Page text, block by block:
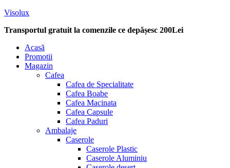
Visolux
Transportul gratuit la comenzile ce depășesc 200Lei
Menu
Acasă
Promotii
Magazin
Cafea
Cafea de Specialitate
Cafea Boabe
Cafea Macinata
Cafea Capsule
Cafea Paduri
Ambalaje
Caserole
Caserole Plastic
Caserole Aluminiu